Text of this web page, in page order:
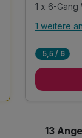
1 x 6-Gang
Alle
1 x
inkl.
1 weitere
5,5 / 6
13